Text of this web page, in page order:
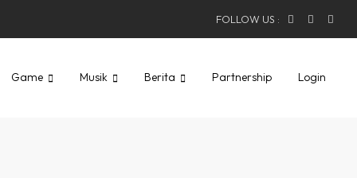
FOLLOW US :
Game Musik Berita Partnership Login